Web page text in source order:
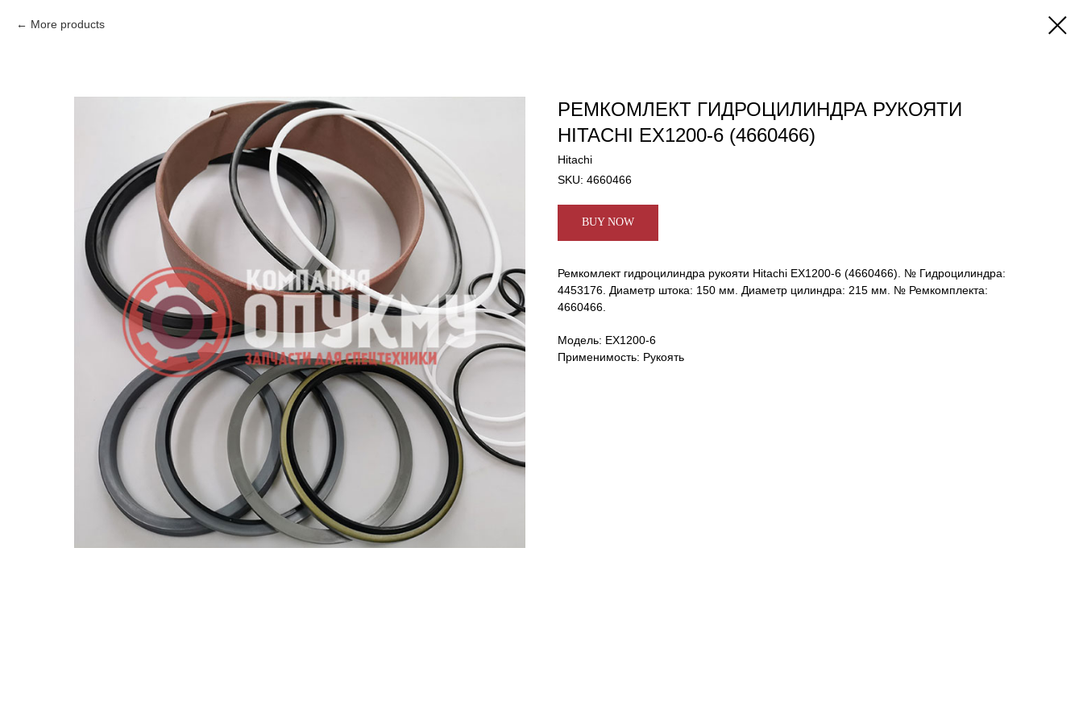
More products
РЕМКОМЛЕКТ ГИДРОЦИЛИНДРА РУКОЯТИ
HITACHI EX1200-6 (4660466)
Hitachi
SKU: 4660466
BUY NOW
Ремкомлект гидроцилиндра рукояти Hitachi EX1200-6 (4660466). № Гидроцилиндра:
4453176. Диаметр штока: 150 мм. Диаметр цилиндра: 215 мм. № Ремкомплекта:
4660466.
Модель: EX1200-6
Применимость: Рукоять